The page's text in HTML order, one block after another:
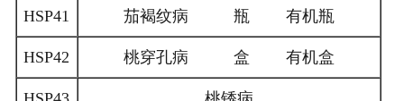
HSP41 茄褐纹病 瓶 有机瓶
HSP42 桃穿孔病 盒 有机盒